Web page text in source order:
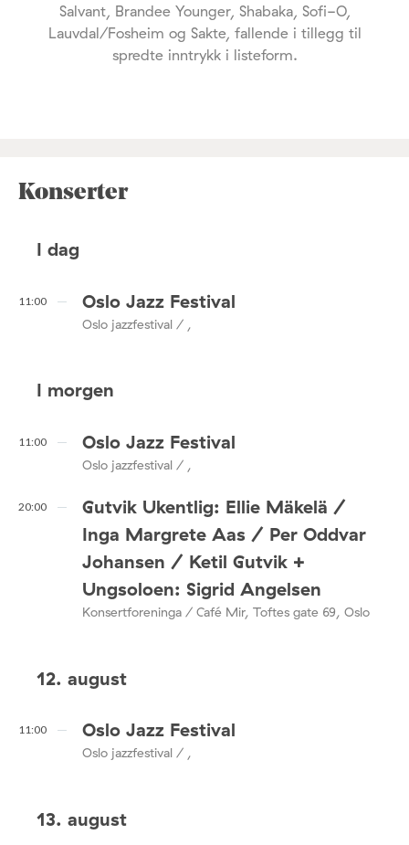
Salvant, Brandee Younger, Shabaka, Sofi-O,
Lauvdal/Fosheim og Sakte, fallende i tillegg til
spredte inntrykk i listeform.
Konserter
I dag
11:00 Oslo Jazz Festival
Oslo jazzfestival / ,
I morgen
11:00 Oslo Jazz Festival
Oslo jazzfestival / ,
20:00
Gutvik Ukentlig: Ellie Mäkelä /
Inga Margrete Aas / Per Oddvar
Johansen / Ketil Gutvik +
Ungsoloen: Sigrid Angelsen
Konsertforeninga / Café Mir, Toftes gate 69, Oslo
12. august
11:00 Oslo Jazz Festival
Oslo jazzfestival / ,
13. august